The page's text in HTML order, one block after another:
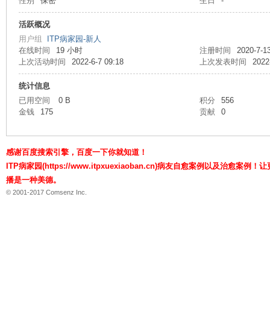
病
活跃概况
用户组
ITP病家园-新人
在线时间
19 小时 注册时间
2020-7-
上次活动时间
2022-6-7 09:18 上次发表时间
统计信息
已用空间
0 B 积分
556
金钱
175 贡献 0
感谢百度搜索引擎，百度一下你就知道！
ITP病家园(https://www.itpxuexiaoban.cn)病友自愈案例以及治愈案例！让
播是一种美德。
© 2001-2017 Comsenz Inc.